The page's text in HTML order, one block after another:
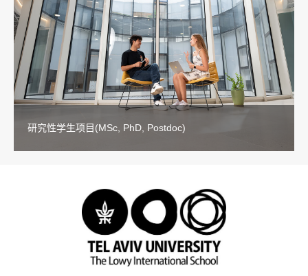
研究性学生项目(MSc, PhD, Postdoc)